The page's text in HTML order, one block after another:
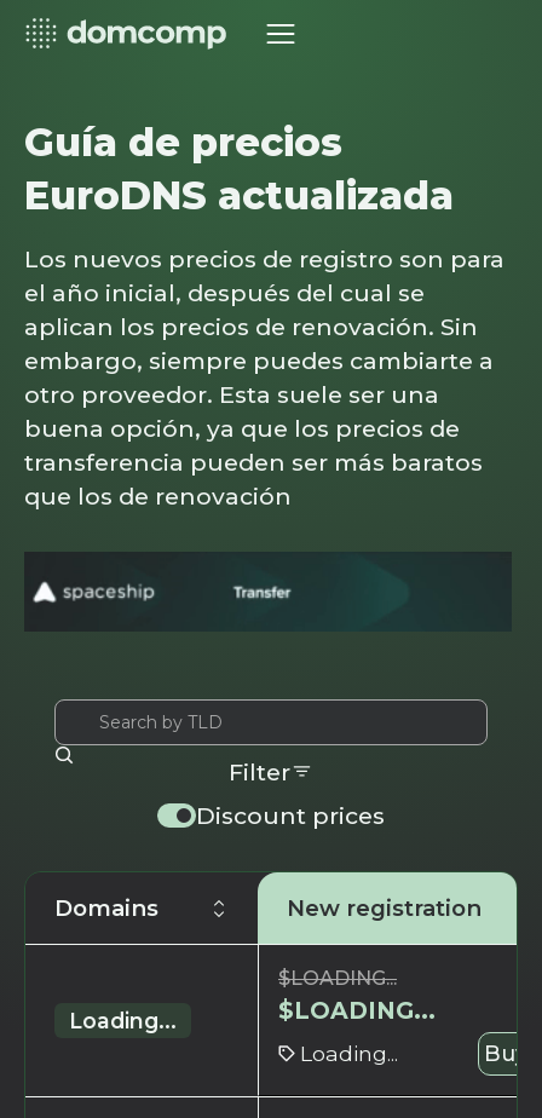
Guía de precios
EuroDNS actualizada
Los nuevos precios de registro son para
el año inicial, después del cual se
aplican los precios de renovación. Sin
embargo, siempre puedes cambiarte a
otro proveedor. Esta suele ser una
buena opción, ya que los precios de
transferencia pueden ser más baratos
que los de renovación
Discount prices
Filter
Domains New registration
Loading...
$LOADING...
$LOADING...
Loading... Buy